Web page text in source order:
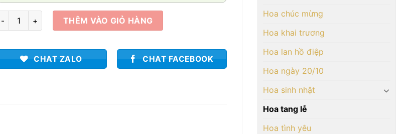
Hoa chúc mừng
Hoa khai trương
Hoa lan hồ điệp
Hoa ngày 20/10
Hoa sinh nhật
Hoa tang lễ
Hoa tình yêu
Bụi trần 2 số lượng THÊM VÀO GIỎ HÀNG
CHAT ZALO CHAT FACEBOOK